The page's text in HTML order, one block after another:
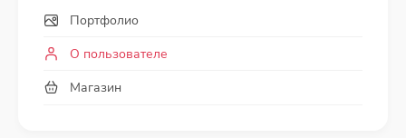
Портфолио
О пользователе
Магазин